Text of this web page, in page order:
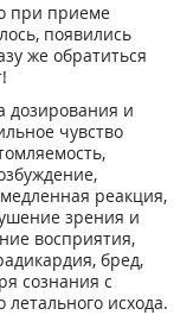
при приеме
появились
же обратиться
дозирования и
чувство
реакция,
зрения и
восприятия,
бред,
сознания с
исхода.